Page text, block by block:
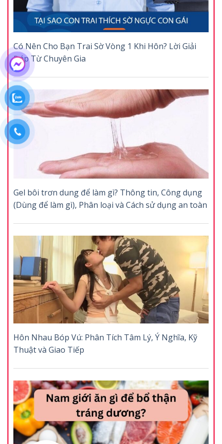
Có Nên Cho Bạn Trai Sờ Vòng 1 Khi Hôn? Lời Giải
Đáp Từ Chuyên Gia
Gel bôi trơn dung để làm gì? Thông tin, Công dụng
(Dùng để làm gì), Phân loại và Cách sử dụng an toàn
Hôn Nhau Bóp Vú: Phân Tích Tâm Lý, Ý Nghĩa, Kỹ
Thuật và Giao Tiếp